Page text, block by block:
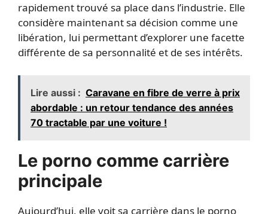
rapidement trouvé sa place dans l’industrie. Elle
considère maintenant sa décision comme une
libération, lui permettant d’explorer une facette
différente de sa personnalité et de ses intérêts.
Lire aussi : Caravane en fibre de verre à prix
abordable : un retour tendance des années
70 tractable par une voiture !
Le porno comme carrière
principale
Aujourd’hui, elle voit sa carrière dans le porno